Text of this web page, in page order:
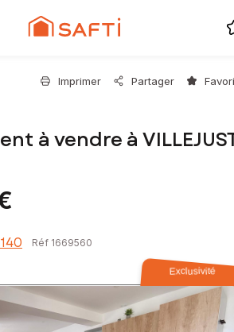
Imprimer Partager
à vendre à
Réf 1669560
Exclusivité